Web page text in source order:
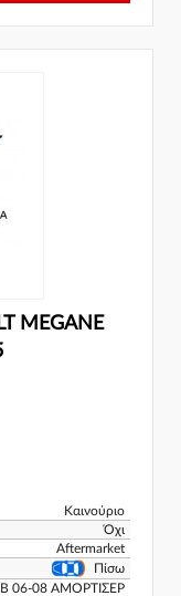
MEGANE
Καινούριο
Όχι
Aftermarket
Πίσω
B 06-08 ΑΜΟΡΤΙΣΕΡ